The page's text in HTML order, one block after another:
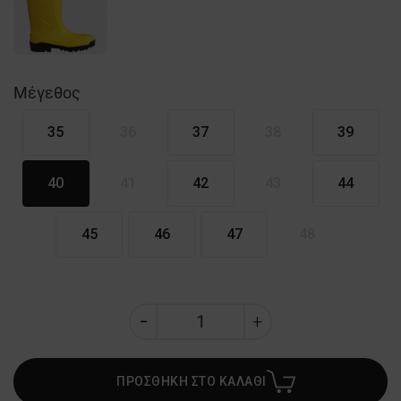
Μέγεθος
35 37 39
40 42 44
45 46 47
ΠΡΟΣΘΗΚΗ ΣΤΟ ΚΑΛΑΘΙ